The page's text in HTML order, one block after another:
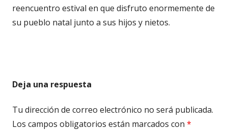
reencuentro estival en que disfruto enormemente de
su pueblo natal junto a sus hijos y nietos.
Deja una respuesta
Tu dirección de correo electrónico no será publicada.
Los campos obligatorios están marcados con *